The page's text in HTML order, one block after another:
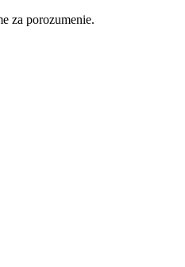
za porozumenie.